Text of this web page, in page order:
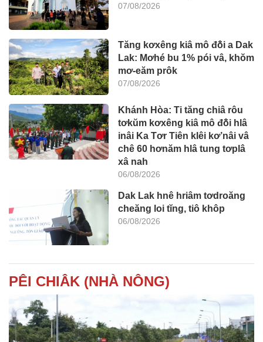
07/08/2026
Tăng kơxêng kiâ mô đô̆i a Dak
Lak: Mơhé bu 1% pói vâ, khŏm
mơ-eăm prôk
07/08/2026
Khánh Hòa: Ti tăng chiâ rôu
tơkŭm kơxêng kiâ mô đô̆i hlâ
inâi Ka Tơr Tiên klêi kơ’nâi vâ
chê 60 hơnăm hlâ tung tơplâ
xâ nah
06/08/2026
Dak Lak hnê hriâm tơdroăng
cheăng loi tĭng, tiô khôp
06/08/2026
PÊI CHIÂK (NHÀ NÔNG)